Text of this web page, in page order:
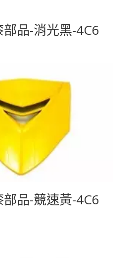
品-消光黑-4C6
品-競速黃-4C6